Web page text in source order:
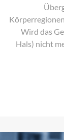
Wird das
Hals) nicht